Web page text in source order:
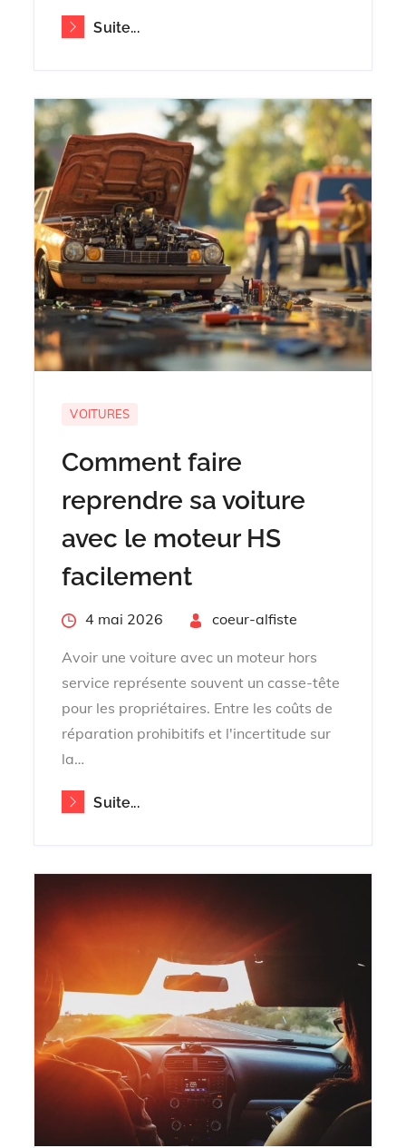
Suite...
VOITURES
Comment faire
reprendre sa voiture
avec le moteur HS
facilement
Posted4 mai 2026 coeur-alfiste
Avoir une voiture avec un moteur hors
service représente souvent un casse-tête
pour les propriétaires. Entre les coûts de
réparation prohibitifs et l'incertitude sur
la…
Suite...